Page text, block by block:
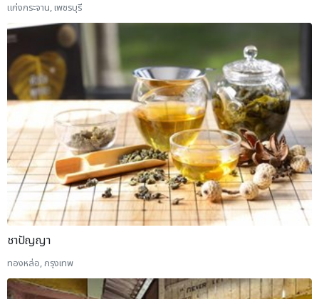
แก่งกระจาน, เพชรบุรี
ชาปัญญา
ทองหล่อ, กรุงเทพ